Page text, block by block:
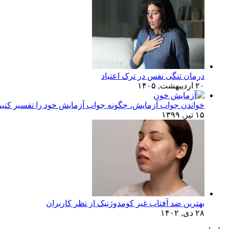
درمان تنگی نفس در ترک اعتیاد
۲۰ اردیبهشت, ۱۴۰۵
خواندن جواب آزمایش، چگونه جواب آزمایش خود را تفسیر
۱۵ تیر, ۱۳۹۹
بهترین ضد آفتاب غیر کومدوژنیک از نظر کاربران
۲۸ دی, ۱۴۰۲